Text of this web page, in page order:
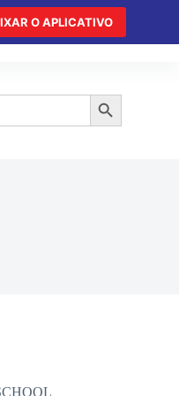
O APLICATIVO
Search Button